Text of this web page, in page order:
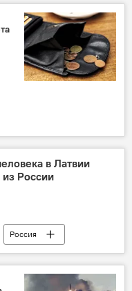
в Латвии
из России
Россия